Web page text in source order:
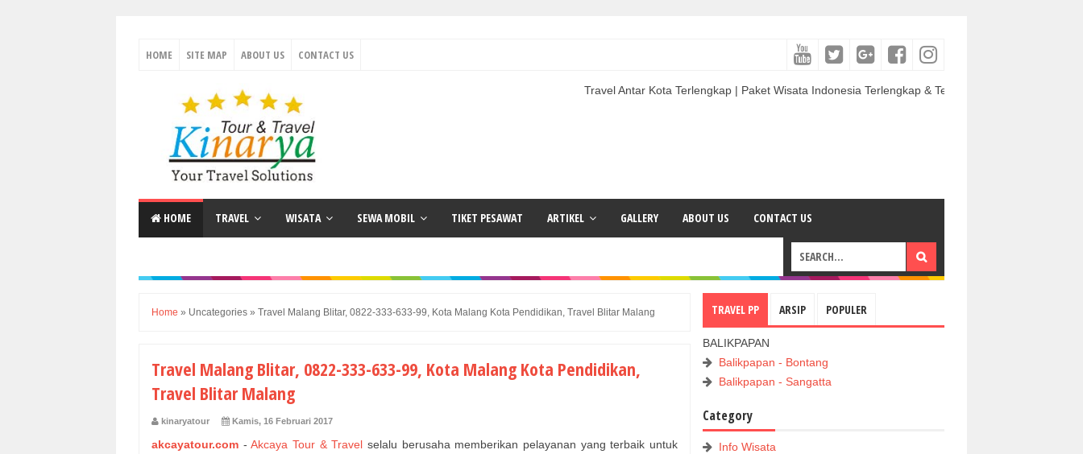
HOME SITE MAP ABOUT US CONTACT US
Travel Antar Kota Terlengkap | Paket Wisata Indonesia Terlengkap & Termurah | Sewa Mobil termurah &
HOME TRAVEL WISATA SEWA MOBIL TIKET PESAWAT ARTIKEL GALLERY ABOUT US CONTACT US
Home » Uncategories » Travel Malang Blitar, 0822-333-633-99, Kota Malang Kota Pendidikan, Travel Blitar Malang
Travel Malang Blitar, 0822-333-633-99, Kota Malang Kota Pendidikan,
Travel Blitar Malang
kinaryatour Kamis, 16 Februari 2017
akcayatour.com -Akcaya Tour & Travel selalu berusaha memberikan pelayanan yang terbaik untuk
TRAVEL PP ARSIP POPULER
BALIKPAPAN
Balikpapan - Bontang
Balikpapan - Sangatta
Category
Info Wisata